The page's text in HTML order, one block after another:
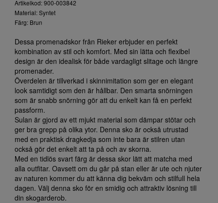
Artikelkod: 900-003842
Material: Syntet
Färg: Brun
Dessa promenadskor från Rieker erbjuder en perfekt
kombination av stil och komfort. Med sin lätta och flexibel
design är den idealisk för både vardagligt slitage och längre
promenader.
Överdelen är tillverkad i skinnimitation som ger en elegant
look samtidigt som den är hållbar. Den smarta snörningen
som är snabb snörning gör att du enkelt kan få en perfekt
passform.
Sulan är gjord av ett mjukt material som dämpar stötar och
ger bra grepp på olika ytor. Denna sko är också utrustad
med en praktisk dragkedja som inte bara är stilren utan
också gör det enkelt att ta på och av skorna.
Med en tidlös svart färg är dessa skor lätt att matcha med
alla outfitar. Oavsett om du går på stan eller är ute och njuter
av naturen kommer du att känna dig bekväm och stilfull hela
dagen. Välj denna sko för en smidig och attraktiv lösning till
din skogarderob.